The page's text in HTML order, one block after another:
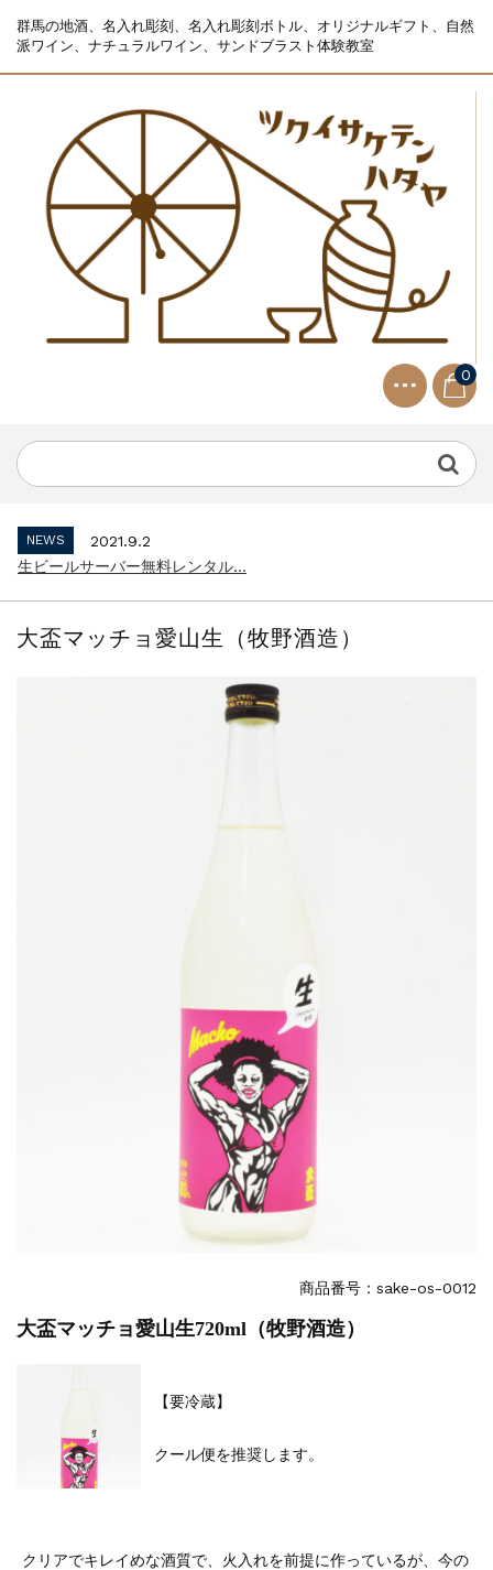
群馬の地酒、名入れ彫刻、名入れ彫刻ボトル、オリジナルギフト、自然
派ワイン、ナチュラルワイン、サンドブラスト体験教室
0
生ビールサーバー無料レンタル...
NEWS
2023.10.2
NEWS
2021.9.2
生ビールサーバー無料レンタル...
NEWS
2021.9.2
大盃マッチョ愛山生（牧野酒造）
商品番号：sake-os-0012
大盃マッチョ愛山生720ml（牧野酒造）
【要冷蔵】
クール便を推奨します。
クリアでキレイめな酒質で、火入れを前提に作っているが、今の